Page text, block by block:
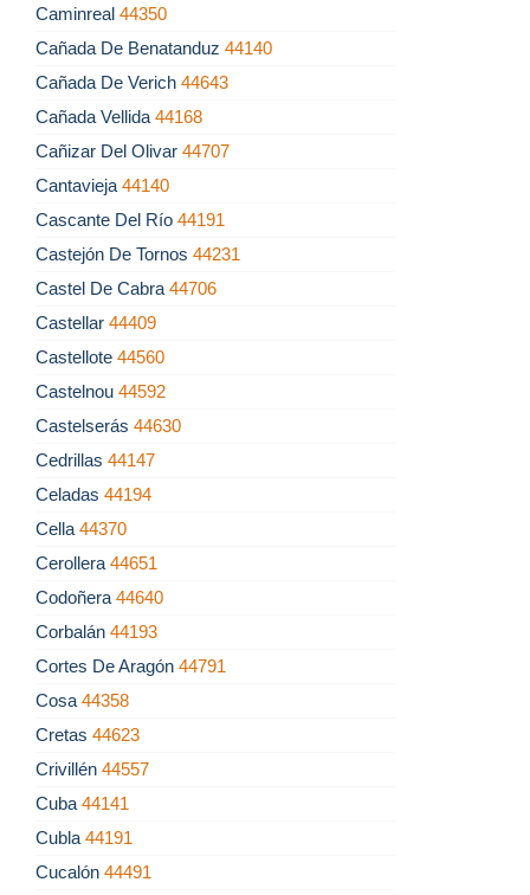
Caminreal 44350
Cañada De Benatanduz 44140
Cañada De Verich 44643
Cañada Vellida 44168
Cañizar Del Olivar 44707
Cantavieja 44140
Cascante Del Río 44191
Castejón De Tornos 44231
Castel De Cabra 44706
Castellar 44409
Castellote 44560
Castelnou 44592
Castelserás 44630
Cedrillas 44147
Celadas 44194
Cella 44370
Cerollera 44651
Codoñera 44640
Corbalán 44193
Cortes De Aragón 44791
Cosa 44358
Cretas 44623
Crivillén 44557
Cuba 44141
Cubla 44191
Cucalón 44491